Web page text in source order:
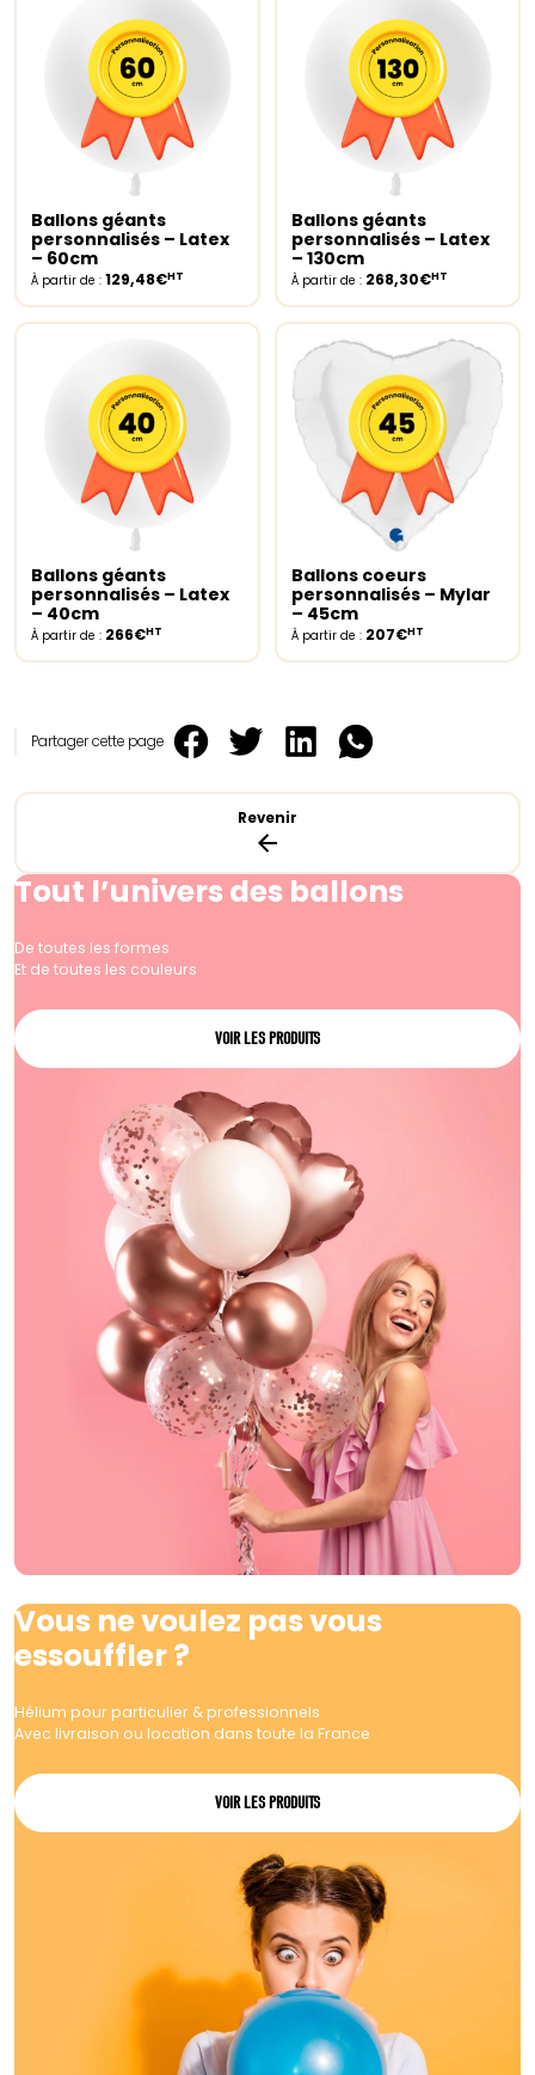
Revenir
Select options
Ballons géants
personnalisés – Latex
– 60cm
À partir de : 129,48€HT
Select options
Ballons géants
personnalisés – Latex
– 130cm
À partir de : 268,30€HT
Select options
Ballons géants
personnalisés – Latex
– 40cm
À partir de : 266€HT
Select options
Ballons coeurs
personnalisés – Mylar
– 45cm
À partir de : 207€HT
Partager cette page
Tout l’univers des ballons
De toutes les formes
Et de toutes les couleurs
VOIR LES PRODUITS
Vous ne voulez pas vous
essouffler ?
Hélium pour particulier & professionnels
Avec livraison ou location dans toute la France
VOIR LES PRODUITS